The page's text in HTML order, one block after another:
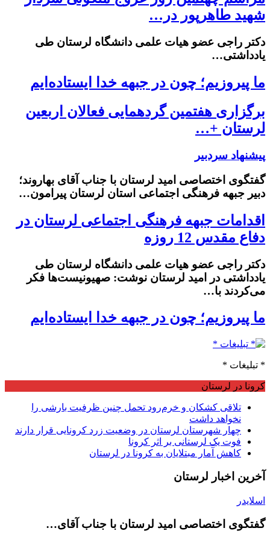
شهید طاهرپور در…
دکتر راجی عضو هیات علمی دانشگاه لرستان طی
یادداشتی…
ما پیروزیم؛ چون در جبهه خدا ایستاده‌ایم
برگزاری هفتمین گردهمایی فعالان اربعین
لرستان +…
پیشنهاد سردبیر
گفتگوی اختصاصی امید لرستان با جناب آقای بهاروند؛
دبیر جبهه فرهنگی اجتماعی استان لرستان پیرامون…
اقدامات جبهه فرهنگی اجتماعی لرستان در
دفاع مقدس 12 روزه
دکتر راجی عضو هیات علمی دانشگاه لرستان طی
یادداشتی در امید لرستان نوشت: صهیونیست‌ها فکر
می‌کردند با…
ما پیروزیم؛ چون در جبهه خدا ایستاده‌ایم
* تبلیغات *
کرونا در لرستان
تلاقی کشکان و خرم‌رود تحمل چنین ظرفیت بارشی را
نخواهد داشت
چهار شهرستان لرستان در وضعیت زرد کرونایی قرار دارند
فوت یک لرستانی بر اثر کرونا
کاهش آمار مبتلایان به کرونا در لرستان
آخرین اخبار لرستان
اسلایدر
گفتگوی اختصاصی امید لرستان با جناب آقای…